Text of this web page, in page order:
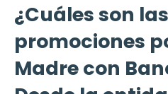
¿Cuáles son las
promociones
Madre con